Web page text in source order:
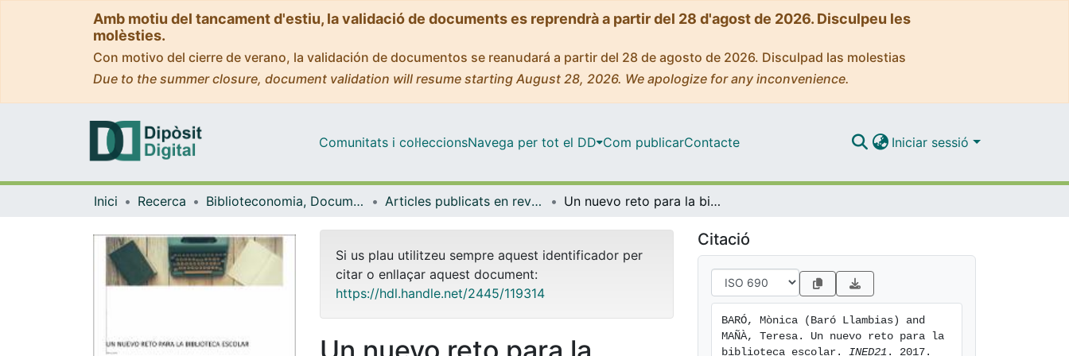
Amb motiu del tancament d'estiu, la validació de documents es reprendrà a partir del 28 d'agost de 2026. Disculpeu les
molèsties.
Con motivo del cierre de verano, la validación de documentos se reanudará a partir del 28 de agosto de 2026. Disculpad las molestias
Due to the summer closure, document validation will resume starting August 28, 2026. We apologize for any inconvenience.
Comunitats i col·leccionsNavega per tot el DD Com publicarContacte Iniciar sessió
Inici Recerca Biblioteconomia, Documentació i Comunicació Audiovisual Articles publicats en revistes (Biblioteconomia, Documentació i Comunicació Audiovisual) Un nuevo reto para la biblioteca escolar
Si us plau utilitzeu sempre aquest identificador per
citar o enllaçar aquest document:
https://hdl.handle.net/2445/119314
Citació
BARÓ, Mònica (Baró Llambias) and
MAÑÀ, Teresa. Un nuevo reto para la
biblioteca escolar. INED21 . 2017.